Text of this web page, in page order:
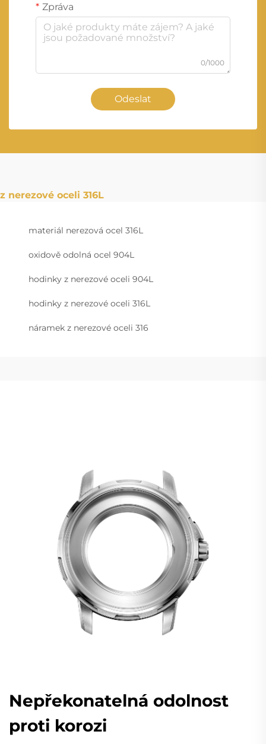
Zpráva
0/1000
Odeslat
z nerezové oceli 316L
materiál nerezová ocel 316L
oxidově odolná ocel 904L
hodinky z nerezové oceli 904L
hodinky z nerezové oceli 316L
náramek z nerezové oceli 316
Nepřekonatelná odolnost
proti korozi